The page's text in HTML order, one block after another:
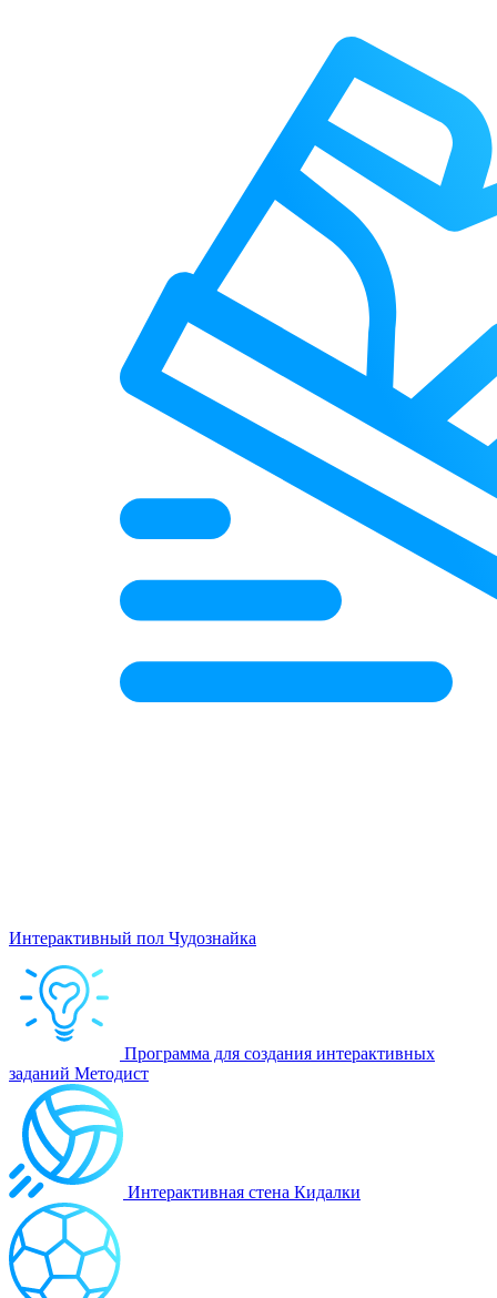
Интерактивный пол Чудознайка
Программа для создания интерактивных
заданий Методист
Интерактивная стена Кидалки